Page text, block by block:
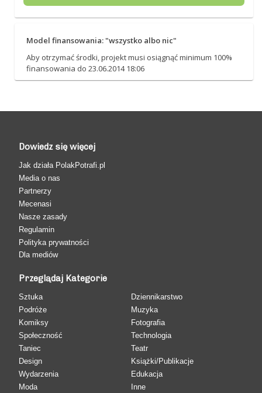
Model finansowania: "wszystko albo nic"
Aby otrzymać środki, projekt musi osiągnąć minimum 100%
finansowania do 23.06.2014 18:06
Dowiedz się więcej
Jak działa PolakPotrafi.pl
Media o nas
Partnerzy
Mecenasi
Nasze zasady
Regulamin
Polityka prywatności
Dla mediów
Przeglądaj Kategorie
Sztuka
Podróże
Komiksy
Społeczność
Taniec
Design
Wydarzenia
Moda
Dziennikarstwo
Muzyka
Fotografia
Technologia
Teatr
Książki/Publikacje
Edukacja
Inne